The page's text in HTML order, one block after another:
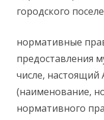
городского
нормативные
предоставления
числе,
(наименование,
нормативного